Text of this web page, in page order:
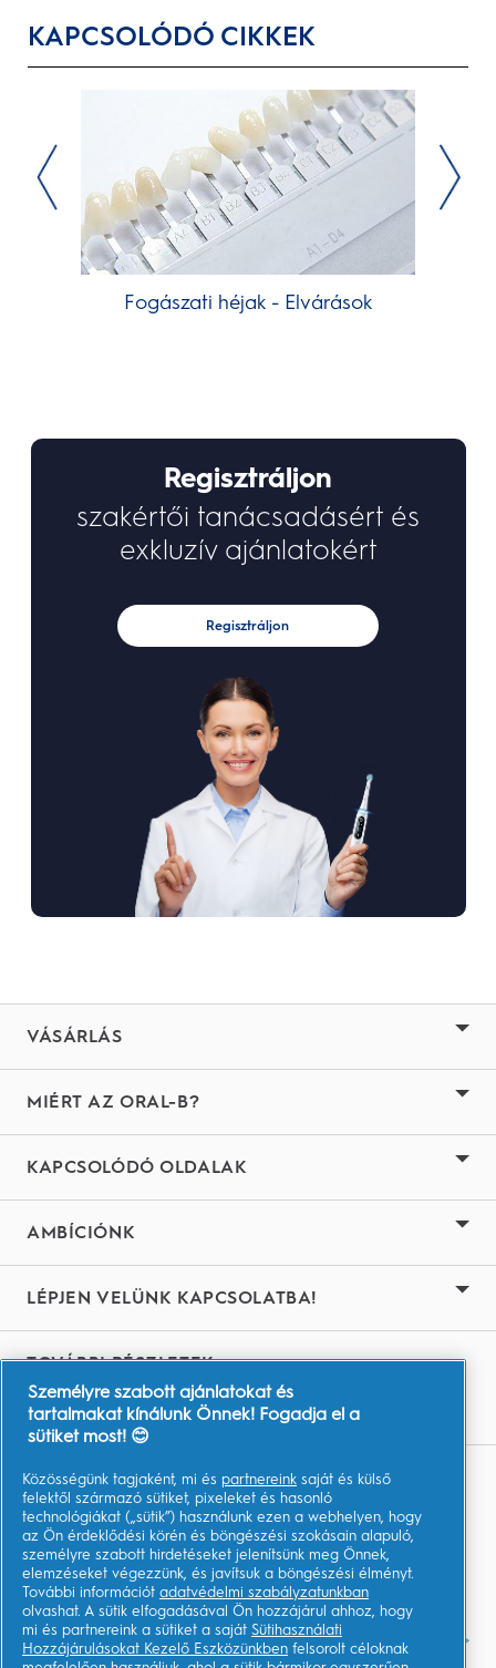
KAPCSOLÓDÓ CIKKEK
Fogászati héjak - Elvárások
Regisztráljon
szakértői tanácsadásért és
exkluzív ajánlatokért
Regisztráljon
VÁSÁRLÁS
MIÉRT AZ ORAL-B?
KAPCSOLÓDÓ OLDALAK
AMBÍCIÓNK
LÉPJEN VELÜNK KAPCSOLATBA!
TOVÁBBI RÉSZLETEK
Youtube.com
Adataim
Felhasználási Feltételek
Adatvédelmi közlemény
Akadálymentességi nyilatkozat
AdChoices
Személyre szabott ajánlatokat és
tartalmakat kínálunk Önnek! Fogadja el a
sütiket most! 😊
Közösségünk tagjaként, mi és partnereink saját és külső
felektől származó sütiket, pixeleket és hasonló
technológiákat („sütik”) használunk ezen a webhelyen, hogy
az Ön érdeklődési körén és böngészési szokásain alapuló,
személyre szabott hirdetéseket jelenítsünk meg Önnek,
elemzéseket végezzünk, és javítsuk a böngészési élményt.
További információt adatvédelmi szabályzatunkban
olvashat. A sütik elfogadásával Ön hozzájárul ahhoz, hogy
mi és partnereink a sütiket a saját Sütihasználati
Hozzájárulásokat Kezelő Eszközünkben felsorolt céloknak